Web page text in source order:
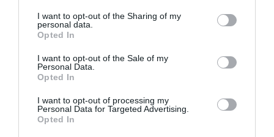
I want to opt-out of the Sharing of my
personal data.
Opted In
I want to opt-out of the Sale of my
Personal Data.
Opted In
I want to opt-out of processing my
Personal Data for Targeted Advertising.
Opted In
Contrôles aux frontières entre l’Espagne et l’Italie : des
arrivées plus longues, des correspondances à risque
Serge13 a commenté l'article :
Bruxelles